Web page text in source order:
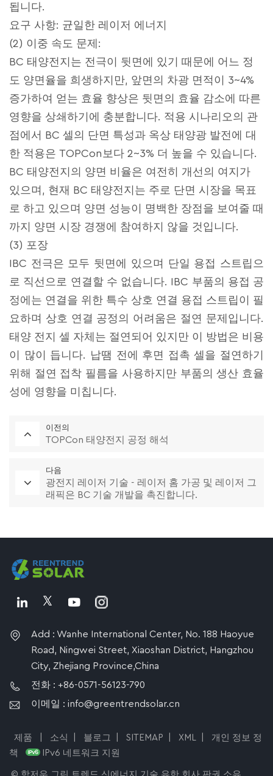
됩니다.
요구 사항: 균일한 레이저 에너지
(2) 이중 속도 문제:
BC 태양전지는 전극이 뒷면에 있기 때문에 어느 정
도 양면율을 희생하지만, 앞면의 차광 면적이 3~4%
증가하여 얻는 효율 향상은 뒷면의 효율 감소에 따른
영향을 상쇄하기에 충분합니다. 적용 시나리오의 관
점에서 BC 셀의 단면 특성과 옥상 태양광 발전에 대
한 적용은 TOPCon보다 2~3% 더 높을 수 있습니다.
BC 태양전지의 양면 비율은 여전히 개선의 여지가
있으며, 현재 BC 태양전지는 주로 단면 시장을 목표
로 하고 있으며 양면 성능이 명백한 장점을 보여줄 때
까지 양면 시장 경쟁에 참여하지 않을 것입니다.
(3) 포장
IBC 전극은 모두 뒷면에 있으며 단일 용접 스트립으
로 직선으로 연결할 수 없습니다. IBC 부품의 용접 공
정에는 연결을 위한 특수 상호 연결 용접 스트립이 필
요하며 상호 연결 공정의 어려움은 절연 문제입니다.
태양 전지 셀 자체는 절연되어 있지만 이 방법은 비용
이 많이 듭니다. 납땜 전에 후면 접촉 셀을 절연하기
위해 절연 접착 필름을 사용하지만 부품의 생산 효율
성에 영향을 미칩니다.
이전의
TOPCon 태양전지 공정 해석
다음
광전지 레이저 기술 - 레이저 홈 가공 및 레이저 그
래픽은 BC 기술 개발을 촉진합니다.
Add : Wanhe International Center, No. 188 Haoyue
Road, Ningwei Street, Xiaoshan District, Hangzhou
City, Zhejiang Province,China
전화 : +86-0571-56123-790
이메일 : info@greentrendsolar.cn
제품 소식 블로그 SITEMAP XML
개인 정보 정
책
IPv6 네트워크 지원